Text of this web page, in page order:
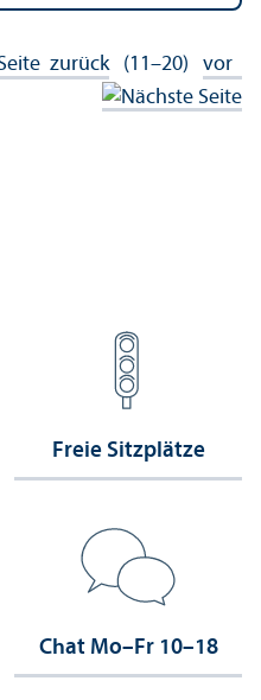
zurück(11–20) vor
Freie Sitzplätze
Chat Mo–Fr 10–18